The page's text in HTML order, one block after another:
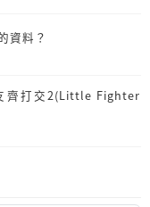
資料？
齊打交2(Little Fighter